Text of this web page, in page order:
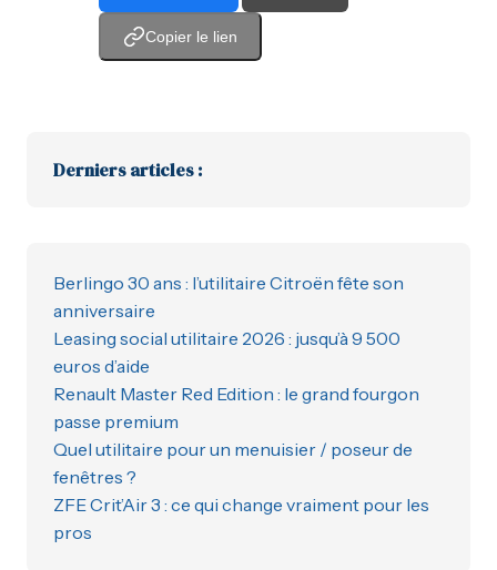
Copier le lien
Derniers articles :
Berlingo 30 ans : l’utilitaire Citroën fête son
anniversaire
Leasing social utilitaire 2026 : jusqu’à 9 500
euros d’aide
Renault Master Red Edition : le grand fourgon
passe premium
Quel utilitaire pour un menuisier / poseur de
fenêtres ?
ZFE Crit’Air 3 : ce qui change vraiment pour les
pros